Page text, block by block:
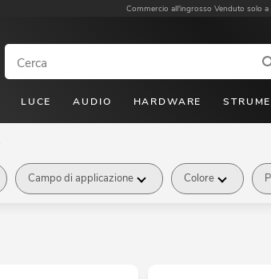
Commercio all'ingrosso Venduto solo
LUCE AUDIO HARDWARE
Campo di applicazione Colore